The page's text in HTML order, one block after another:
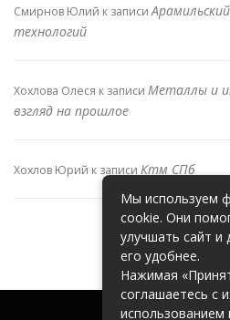
Смирнов Юлий к записи
технологий
Хохлова Олеся к записи Металлы и
взгляд на прошлое
Хохлов Юрий к записи Ктм СПб
Мы используем
cookie. Они
улучшать сайт и
его удобнее.
Нажимая
соглашаетесь с
использованием